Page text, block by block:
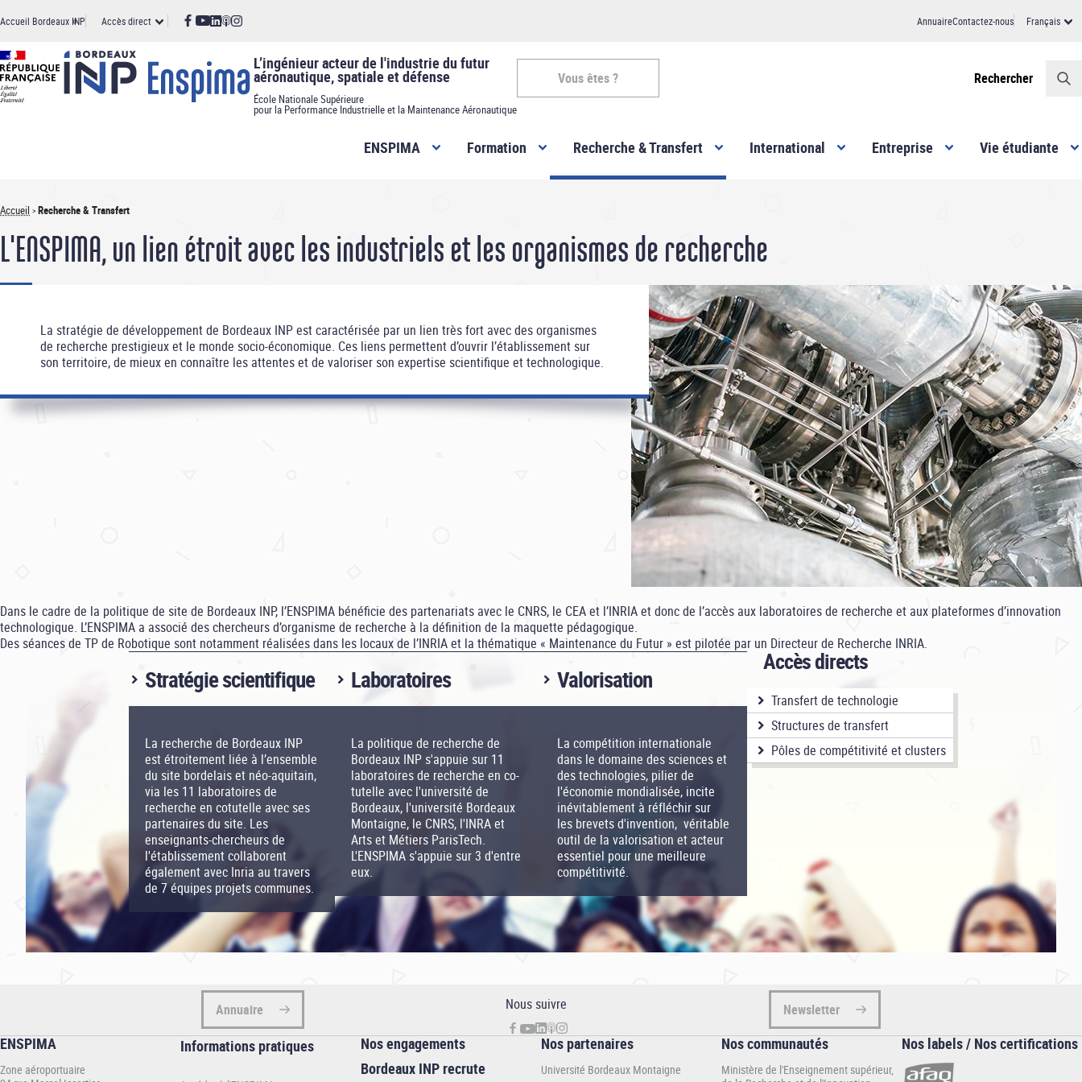
au
principal
Accueil Bordeaux INPAccès
direct
Accès direct AnnuaireContactez-nous Français
L’ingénieur acteur de l'industrie du futur
aéronautique, spatiale et défense
École Nationale Supérieure
pour la Performance Industrielle et la Maintenance Aéronautique
Vous êtes ?
êtes
Rechercher
ENSPIMA Formation Recherche & Transfert International Entreprise Vie étudiante
Fil
d'Ariane
Accueil Recherche & Transfert
L'ENSPIMA, un lien étroit avec les industriels et les organismes de recherche
La stratégie de développement de Bordeaux INP est caractérisée par un lien très fort avec des organismes
de recherche prestigieux et le monde socio-économique. Ces liens permettent d’ouvrir l’établissement sur
son territoire, de mieux en connaître les attentes et de valoriser son expertise scientifique et technologique.
Dans le cadre de la politique de site de Bordeaux INP, l’ENSPIMA bénéficie des partenariats avec le CNRS, le CEA et l’INRIA et donc de l’accès aux laboratoires de recherche et aux plateformes d’innovation
technologique. L’ENSPIMA a associé des chercheurs d’organisme de recherche à la définition de la maquette pédagogique.
Des séances de TP de Robotique sont notamment réalisées dans les locaux de l’INRIA et la thématique « Maintenance du Futur » est pilotée par un Directeur de Recherche INRIA.
Stratégie scientifique
La recherche de Bordeaux INP
est étroitement liée à l’ensemble
du site bordelais et néo-aquitain,
via les 11 laboratoires de
recherche en cotutelle avec ses
partenaires du site. Les
enseignants-chercheurs de
l'établissement collaborent
également avec Inria au travers
de 7 équipes projets communes.
Laboratoires
La politique de recherche de
Bordeaux INP s'appuie sur 11
laboratoires de recherche en co-
tutelle avec l'université de
Bordeaux, l'université Bordeaux
Montaigne, le CNRS, l'INRA et
Arts et Métiers ParisTech.
L'ENSPIMA s'appuie sur 3 d'entre
eux.
Valorisation
La compétition internationale
dans le domaine des sciences et
des technologies, pilier de
l'économie mondialisée, incite
inévitablement à réfléchir sur
les brevets d'invention, véritable
outil de la valorisation et acteur
essentiel pour une meilleure
compétitivité.
Accès directs
Transfert de technologie
Structures de transfert
Pôles de compétitivité et clusters
Annuaire Nous suivre Newsletter
ENSPIMA
Zone aéroportuaire
Informations
Informations pratiques
Nos engagements
Bordeaux INP recrute
Nos partenaires
Université Bordeaux Montaigne
Nos communautés
Ministère de l'Enseignement supérieur,
Nos labels / Nos certifications